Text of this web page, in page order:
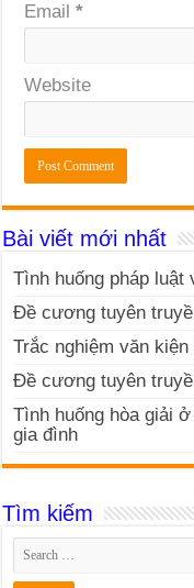
Email*
Website
Bài viết mới nhất
Tình huống pháp
Đề cương tuyên
Trắc nghiệm văn
Đề cương tuyên
Tình huống hòa giải
gia đình
Tìm kiếm